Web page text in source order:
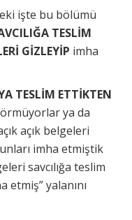
işte bu bölümü
TESLİM
GİZLEYİP imha
TESLİM ETTİKTEN
ya da
açık belgeleri
imha etmiştik
savcılığa teslim
etmiş” yalanını